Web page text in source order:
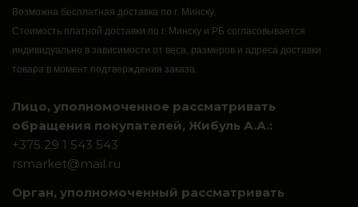
Возможна бесплатная доставка по г. Минску.
Стоимость платной доставки по г. Минску и РБ согласовывается
индивидуально в зависимости от веса, размеров и адреса доставки
товара в момент подтверждения заказа.
Лицо, уполномоченное рассматривать
обращения покупателей, Жибуль А.А.:
+375 29 1 543 543
rsmarket@mail.ru
Орган, уполномоченный рассматривать